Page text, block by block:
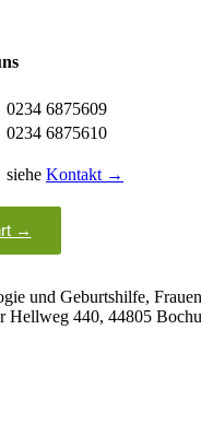
0234 6875609
0234 6875610
siehe Kontakt →
→
und Geburtshilfe,
Hellweg 440, 44805